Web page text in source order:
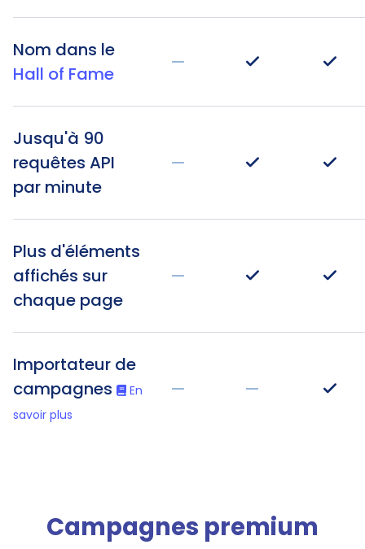
Nom dans le
Hall of Fame
—
Jusqu'à 90
requêtes API
par minute
—
Plus d'éléments
affichés sur
chaque page
—
Importateur de
campagnes
En
savoir plus
— —
Campagnes premium